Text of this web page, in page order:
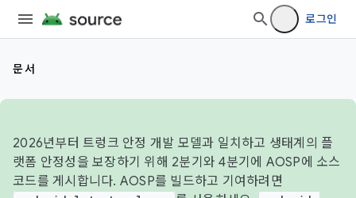
로그인
문서
2026년부터 트렁크 안정 개발 모델과 일치하고 생태계의 플
랫폼 안정성을 보장하기 위해 2분기와 4분기에 AOSP에 소스
코드를 게시합니다. AOSP를 빌드하고 기여하려면